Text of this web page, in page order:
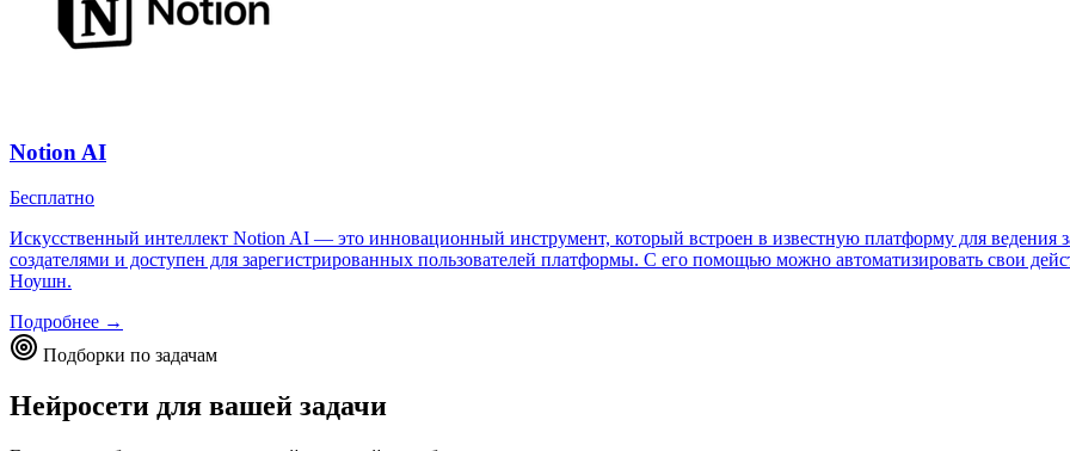
Notion AI
Бесплатно
Искусственный интеллект Notion AI — это инновационный инструмент, который встроен в известную платформу для ведения
создателями и доступен для зарегистрированных пользователей платформы. С его помощью можно автоматизировать свои
Ноушн.
Подробнее →
Подборки по задачам
Нейросети для вашей задачи